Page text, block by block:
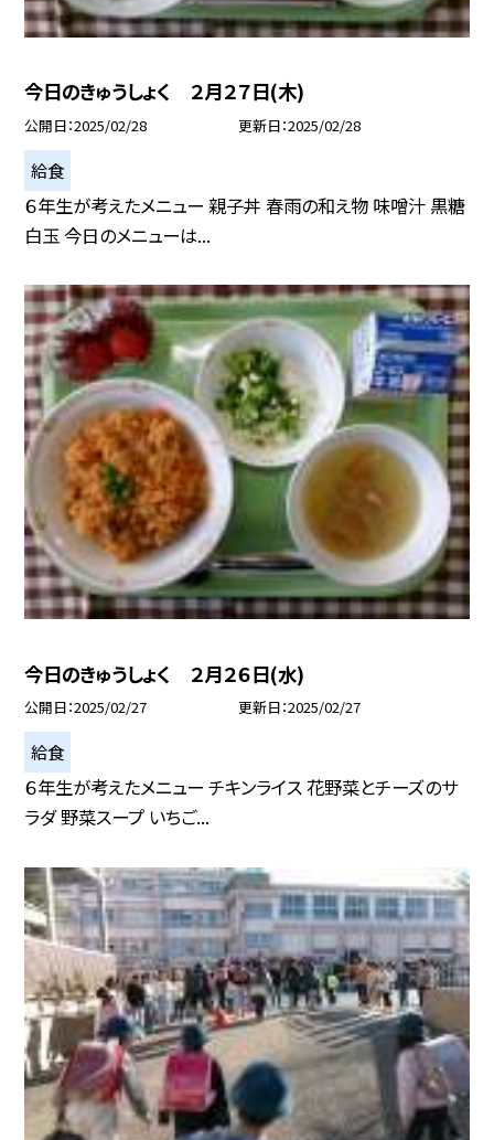
今日のきゅうしょく ２月２７日(木)
公開日 2025/02/28 更新日 2025/02/28
給食
６年生が考えたメニュー 親子丼 春雨の和え物 味噌汁 黒糖
白玉 今日のメニューは...
今日のきゅうしょく ２月２６日(水)
公開日 2025/02/27 更新日 2025/02/27
給食
６年生が考えたメニュー チキンライス 花野菜とチーズのサ
ラダ 野菜スープ いちご...